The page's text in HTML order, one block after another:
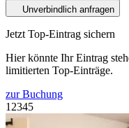
Unverbindlich anfragen
Jetzt Top-Eintrag sichern
Hier könnte Ihr Eintrag
limitierten Top-Einträge.
zur Buchung
1 2345